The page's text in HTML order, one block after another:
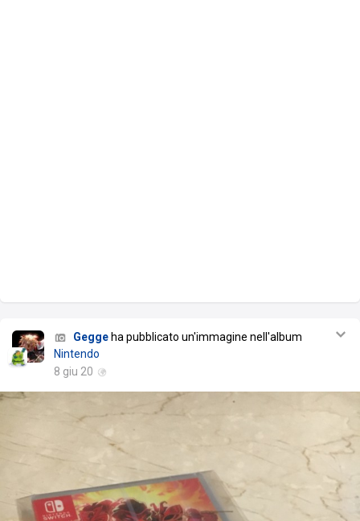
Gegge ha pubblicato un'immagine nell'album
Nintendo
8 giu 20